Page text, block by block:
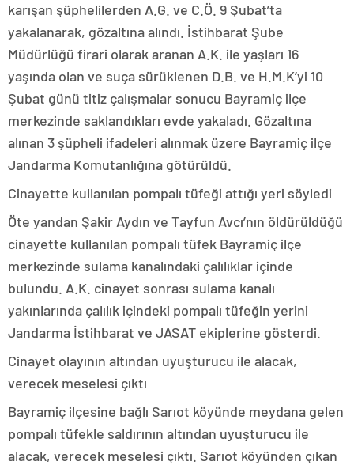
karışan şüphelilerden A.G. ve C.Ö. 9 Şubat’ta
yakalanarak, gözaltına alındı. İstihbarat Şube
Müdürlüğü firari olarak aranan A.K. ile yaşları 16
yaşında olan ve suça sürüklenen D.B. ve H.M.K’yi 10
Şubat günü titiz çalışmalar sonucu Bayramiç ilçe
merkezinde saklandıkları evde yakaladı. Gözaltına
alınan 3 şüpheli ifadeleri alınmak üzere Bayramiç ilçe
Jandarma Komutanlığına götürüldü.
Cinayette kullanılan pompalı tüfeği attığı yeri söyledi
Öte yandan Şakir Aydın ve Tayfun Avcı’nın öldürüldüğü
cinayette kullanılan pompalı tüfek Bayramiç ilçe
merkezinde sulama kanalındaki çalılıklar içinde
bulundu. A.K. cinayet sonrası sulama kanalı
yakınlarında çalılık içindeki pompalı tüfeğin yerini
Jandarma İstihbarat ve JASAT ekiplerine gösterdi.
Cinayet olayının altından uyuşturucu ile alacak,
verecek meselesi çıktı
Bayramiç ilçesine bağlı Sarıot köyünde meydana gelen
pompalı tüfekle saldırının altından uyuşturucu ile
alacak, verecek meselesi çıktı. Sarıot köyünden çıkan